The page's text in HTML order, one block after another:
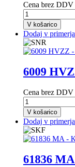
Cena brez DDV
V košarico
Dodaj v
6009
Cena brez DDV
V košarico
Dodaj v
61836